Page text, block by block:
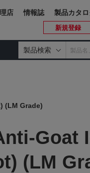
製品検索
新規登録
店 情報誌 製品カタ
(LM Grade)
Goat
(LM